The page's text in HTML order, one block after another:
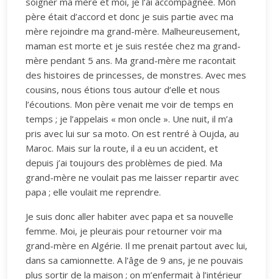
père était d’accord et donc je suis partie avec ma
mère rejoindre ma grand-mère. Malheureusement,
maman est morte et je suis restée chez ma grand-
mère pendant 5 ans. Ma grand-mère me racontait
des histoires de princesses, de monstres. Avec mes
cousins, nous étions tous autour d’elle et nous
l’écoutions. Mon père venait me voir de temps en
temps ; je l’appelais « mon oncle ». Une nuit, il m’a
pris avec lui sur sa moto. On est rentré à Oujda, au
Maroc. Mais sur la route, il a eu un accident, et
depuis j’ai toujours des problèmes de pied. Ma
grand-mère ne voulait pas me laisser repartir avec
papa ; elle voulait me reprendre.
Je suis donc aller habiter avec papa et sa nouvelle
femme. Moi, je pleurais pour retourner voir ma
grand-mère en Algérie. Il me prenait partout avec lui,
dans sa camionnette. A l’âge de 9 ans, je ne pouvais
plus sortir de la maison ; on m’enfermait à l’intérieur